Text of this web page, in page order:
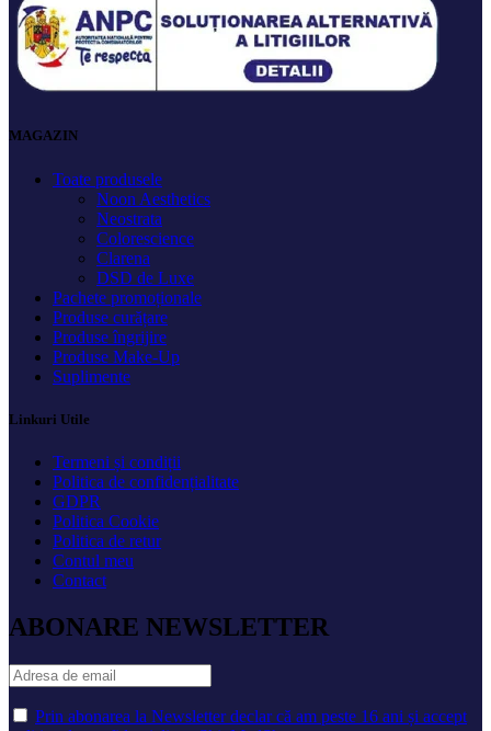
MAGAZIN
Toate produsele
Noon Aesthetics
Neostrata
Colorescience
Clarena
DSD de Luxe
Pachete promoționale
Produse curățare
Produse îngrijire
Produse Make-Up
Suplimente
Linkuri Utile
Termeni și condiții
Politica de confidențialitate
GDPR
Politica Cookie
Politica de retur
Contul meu
Contact
ABONARE NEWSLETTER
Prin abonarea la Newsletter declar că am peste 16 ani și accept